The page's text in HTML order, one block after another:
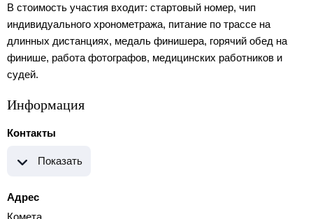
В стоимость участия входит: стартовый номер, чип
индивидуального хронометража, питание по трассе на
длинных дистанциях, медаль финишера, горячий обед на
финише, работа фотографов, медицинских работников и
судей.
Информация
Контакты
Показать
Адрес
Комета